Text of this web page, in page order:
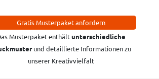
Gratis Musterpaket anfordern
Musterpaket enthältunterschiedliche
und detaillierte Informationen zu
unserer Kreativvielfalt